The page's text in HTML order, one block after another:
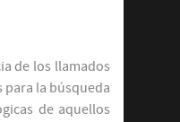
de los llamados
para la búsqueda
de aquellos